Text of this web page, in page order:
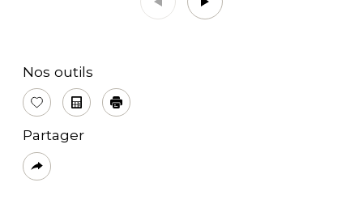
Nos outils
Sélectionner
Calculatrice
Imprimer
Partager
Plus
de